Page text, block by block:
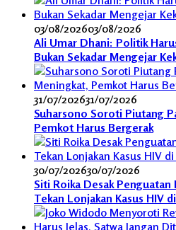
03/08/202603/08/2026
Ali Umar Dhani: Politik
Bukan Sekadar Mengejar
31/07/202631/07/2026
Suharsono Soroti Piutang
Pemkot Harus Bergerak
30/07/202630/07/2026
Siti Roika Desak
Tekan Lonjakan Kasus HIV